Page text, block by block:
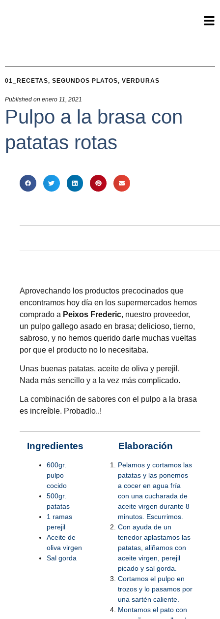
01_RECETAS, SEGUNDOS PLATOS, VERDURAS
Published on enero 11, 2021
Pulpo a la brasa con
patatas rotas
Aprovechando los productos precocinados que
encontramos hoy día en los supermercados hemos
comprado a Peixos Frederic, nuestro proveedor,
un pulpo gallego asado en brasa; delicioso, tierno,
sabroso, y no hemos querido darle muchas vueltas
por que el producto no lo necesitaba.
Unas buenas patatas, aceite de oliva y perejil.
Nada más sencillo y a la vez más complicado.
La combinación de sabores con el pulpo a la brasa
es increíble. Probadlo..!
Ingredientes
600gr.
pulpo
cocido
500gr.
patatas
1 ramas
perejil
Aceite de
oliva virgen
Sal gorda
Elaboración
Pelamos y cortamos las
patatas y las ponemos
a cocer en agua fría
con una cucharada de
aceite virgen durante 8
minutos. Escurrimos.
Con ayuda de un
tenedor aplastamos las
patatas, aliñamos con
aceite virgen, perejil
picado y sal gorda.
Cortamos el pulpo en
trozos y lo pasamos por
una sartén caliente.
Montamos el pato con